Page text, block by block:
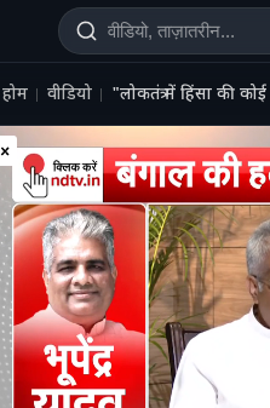
होम वीडियो "लोकतंत्र में हिंसा की